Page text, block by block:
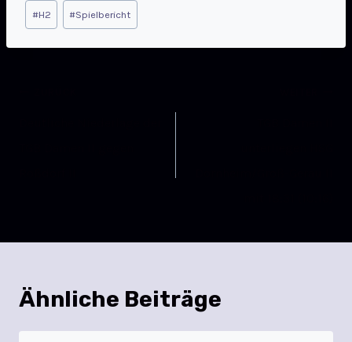
#H2 #Spielbericht
Ähnliche Beiträge